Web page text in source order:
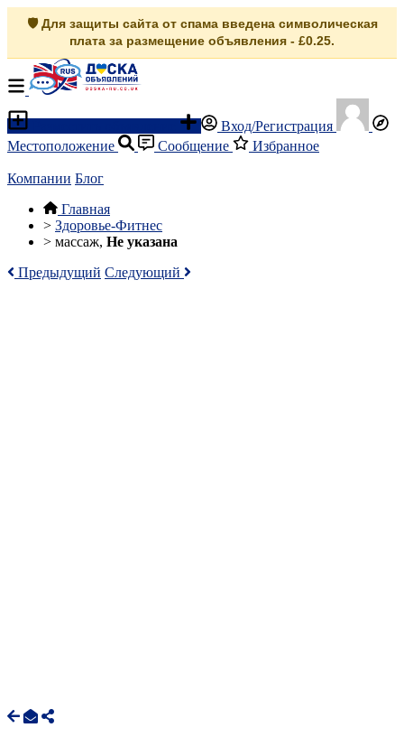
🛡️ Для защиты сайта от спама введена символическая
плата за размещение объявления - £0.25.
Вход/Регистрация
Местоположение
Сообщение Избранное
Компании Блог
Главная
> Здоровье-Фитнес
> массаж, Не указана
Предыдущий Следующий